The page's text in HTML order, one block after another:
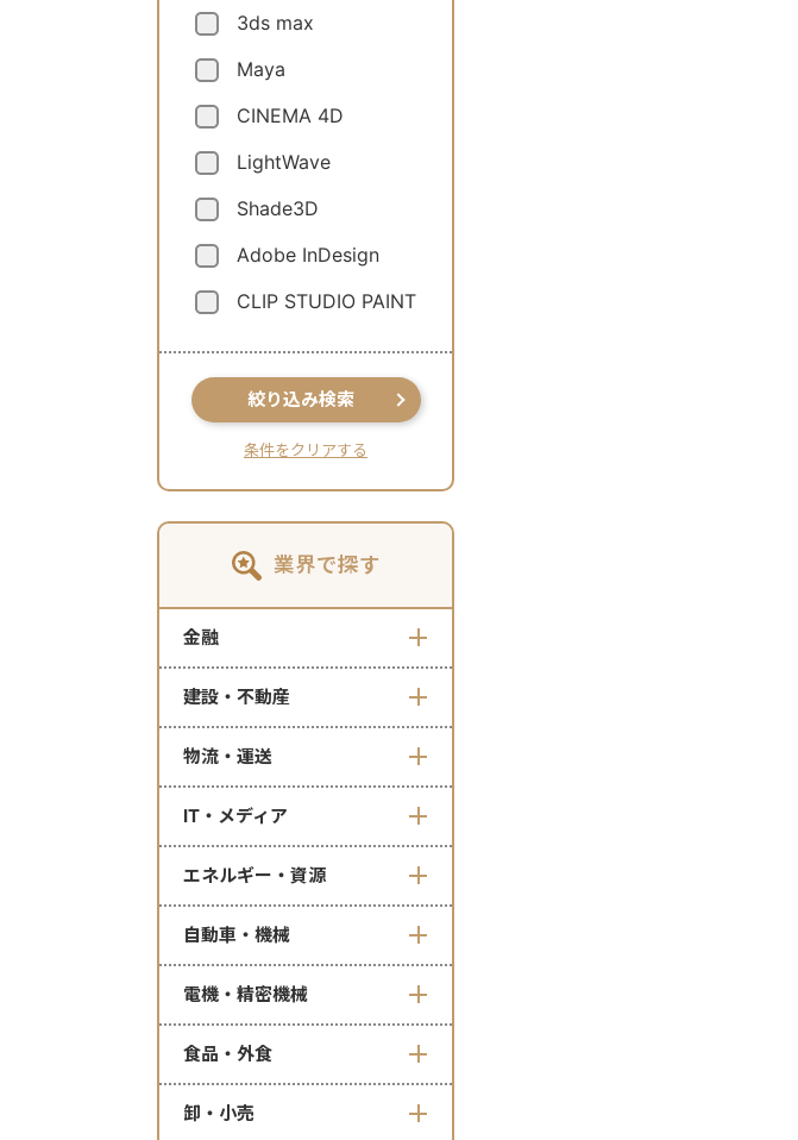
3ds max
Maya
CINEMA 4D
LightWave
Shade3D
Adobe InDesign
CLIP STUDIO PAINT
絞り込み検索
条件をクリアする
業界で探す
金融
建設・不動産
物流・運送
IT・メディア
エネルギー・資源
自動車・機械
電機・精密機械
食品・外食
卸・小売